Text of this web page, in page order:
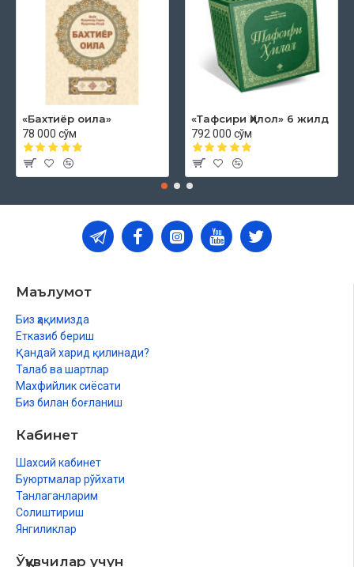
«Бахтиёр оила»
78 000 сўм
«Тафсири Ҳилол» 6 жилд
792 000 сўм
Маълумот
Биз ҳақимизда
Етказиб бериш
Қандай харид қилинади?
Талаб ва шартлар
Махфийлик сиёсати
Биз билан боғланиш
Кабинет
Шахсий кабинет
Буюртмалар рўйхати
Танлаганларим
Солиштириш
Янгиликлар
Ўқувчилар учун